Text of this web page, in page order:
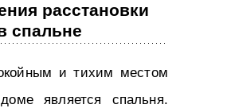
расстановки
спальне
и тихим местом
является спальня.